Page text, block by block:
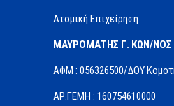
Ατομική Επιχείρηση
ΜΑΥΡΟΜΑΤΗΣ Γ. ΚΩΝ/ΝΟΣ
ΑΦΜ : 056326500/ΔOΥ
ΑΡ.ΓΕΜΗ : 160754610000